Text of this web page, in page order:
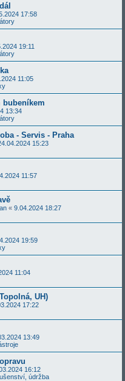
17:58
19:11
11:05
bubeníkem
13:34
- Servis - Praha
15:23
11:57
« 9.04.2024 18:27
19:59
11:04
UH)
17:22
13:49
16:12
údržba